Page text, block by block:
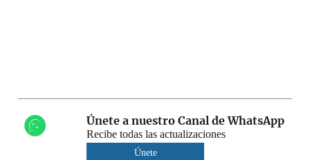
Únete a nuestro Canal de WhatsApp
Recibe todas las actualizaciones
Únete